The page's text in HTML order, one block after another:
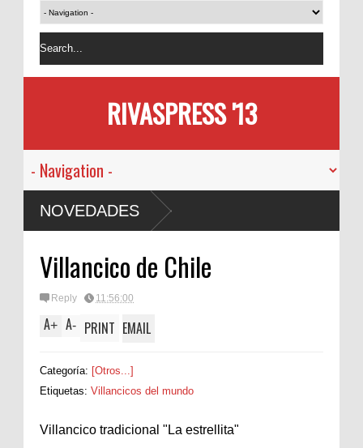
RIVASPRESS '13
NOVEDADES
Villancico de Chile
Reply 11:56:00
A+ A- PRINT EMAIL
Categoría: [Otros...]
Etiquetas: Villancicos del mundo
Villancico tradicional "La estrellita"